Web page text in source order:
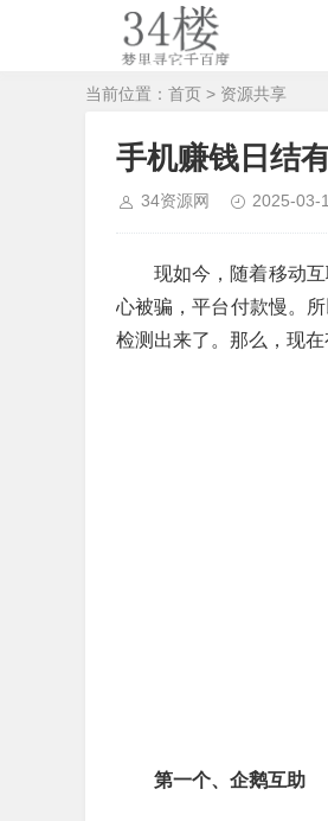
当前位置： 首页 > 资源共享
手机赚钱日结
34资源网 2025-03-
现如今，随着移动
心被骗，平台付款慢。
检测出来了。那么，现
第一个、企鹅互助